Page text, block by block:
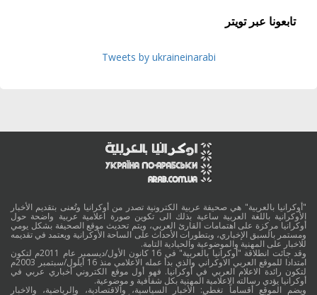
تابعونا عبر تويتر
Tweets by ukraineinarabi
"أوكرانيا بالعربية" هي صحيفة عربية الكترونية تصدر من أوكرانيا وتُعنى بتقديم الأخبار
الأوكرانية باللغة العربية ساعية بذلك الى تكوين صورة اعلامية عربية واضحة حول
أوكرانيا مركزة على اهتمامات القارئ العربي، ويتم تحديث موقع الصحيفة بشكل يومي
ومستمر بالسبق الإخباري، وبتطورات الأحداث على الساحة الأوكرانية ويعتمد في تقديمه
للاخبار على المهنية والموضوعية والحيادية التامة.
وقد جائت انطلاقة "أوكرانيا بالعربية" في 16 كانون الأول/ديسمبر عام 2011م لتكون
امتدادا للموقع العربي الاوكراني والذي بدأ عمله الاعلامي منذ 16 أيلول/سبتمبر 2003م
لتكون رائدة الاعلام العربي في أوكرانيا. فهو أول موقع الكتروني أخباري عربي في
أوكرانيا يؤدي رسالته الاعلامية المهنية بكل شفافية و موضوعية.
ويضم الموقع أقساماً تغطي: الأخبار السياسية، والاقتصادية، والرياضية، والاخبار